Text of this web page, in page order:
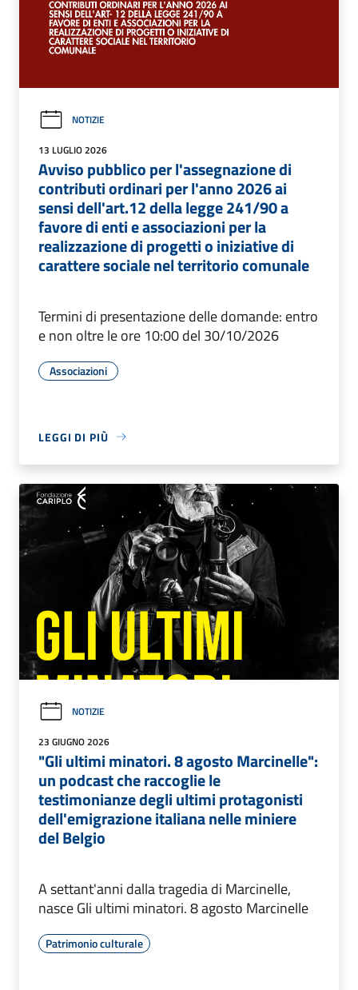
NOTIZIE
13 LUGLIO 2026
Avviso pubblico per l'assegnazione di
contributi ordinari per l'anno 2026 ai
sensi dell'art.12 della legge 241/90 a
favore di enti e associazioni per la
realizzazione di progetti o iniziative di
carattere sociale nel territorio comunale
Termini di presentazione delle domande: entro
e non oltre le ore 10:00 del 30/10/2026
Associazioni
LEGGI DI PIÙ
NOTIZIE
23 GIUGNO 2026
"Gli ultimi minatori. 8 agosto Marcinelle":
un podcast che raccoglie le
testimonianze degli ultimi protagonisti
dell'emigrazione italiana nelle miniere
del Belgio
A settant'anni dalla tragedia di Marcinelle,
nasce Gli ultimi minatori. 8 agosto Marcinelle
Patrimonio culturale